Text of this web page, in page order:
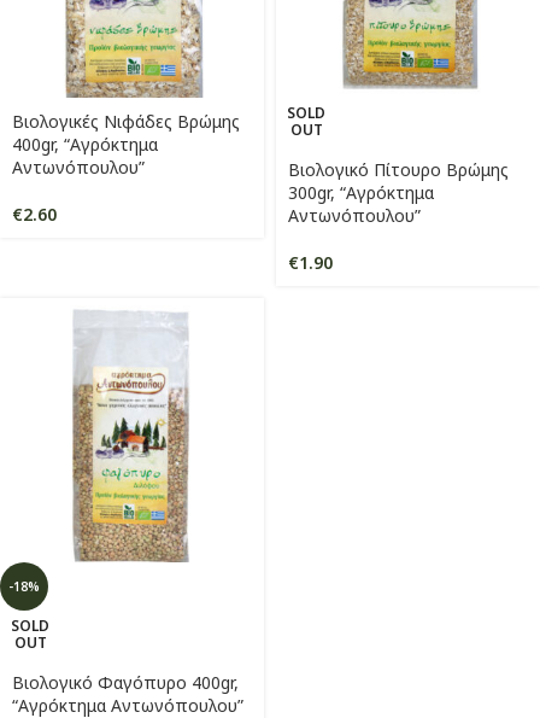
Βιολογικές Νιφάδες Βρώμης
400gr, “Αγρόκτημα
Αντωνόπουλου”
€2.60
SOLD
OUT
Βιολογικό Πίτουρο Βρώμης
300gr, “Αγρόκτημα
Αντωνόπουλου”
€1.90
-18%
SOLD
OUT
Βιολογικό Φαγόπυρο 400gr,
“Αγρόκτημα Αντωνόπουλου”